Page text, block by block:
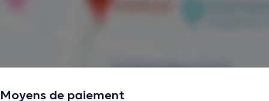
Moyens de paiement